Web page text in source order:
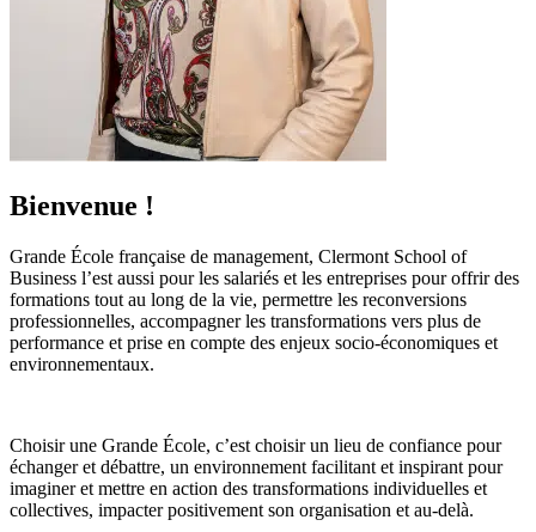
Bienvenue !
Grande École française de management, Clermont School of
Business l’est aussi pour les salariés et les entreprises pour offrir des
formations tout au long de la vie, permettre les reconversions
professionnelles, accompagner les transformations vers plus de
performance et prise en compte des enjeux socio-économiques et
environnementaux.
Choisir une Grande École, c’est choisir un lieu de confiance pour
échanger et débattre, un environnement facilitant et inspirant pour
imaginer et mettre en action des transformations individuelles et
collectives, impacter positivement son organisation et au-delà.